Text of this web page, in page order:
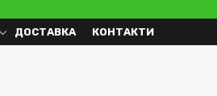
ДОСТАВКА КОНТАКТИ